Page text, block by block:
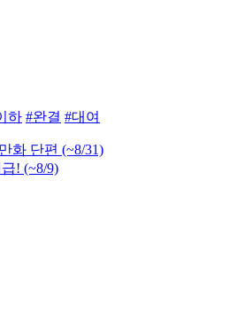
하 #완결 #대여
화 단편 (~8/31)
! (~8/9)